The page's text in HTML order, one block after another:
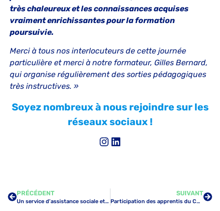
très chaleureux et les connaissances acquises
vraiment enrichissantes pour la formation
poursuivie.
Merci à tous nos interlocuteurs de cette journée
particulière et merci à notre formateur, Gilles Bernard,
qui organise régulièrement des sorties pédagogiques
très instructives. »
Soyez nombreux à nous rejoindre sur les
réseaux sociaux !
PRÉCÉDENT
Un service d’assistance sociale et psychologique proposé aux apprentis du CFA TRAJECTOIRE
SUIVANT
Participation des apprentis du CFA TRAJECTOIRE au concours des Négociales : Plus grand concours francophone de négociation commerciale